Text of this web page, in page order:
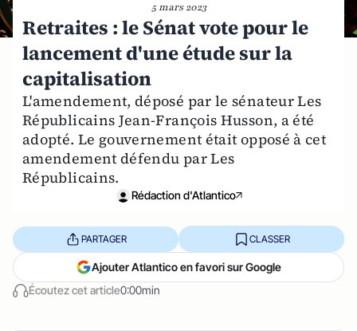
5 mars 2023
Retraites : le Sénat vote pour le
lancement d'une étude sur la
capitalisation
L'amendement, déposé par le sénateur Les
Républicains Jean-François Husson, a été
adopté. Le gouvernement était opposé à cet
amendement défendu par Les
Républicains.
Rédaction d'Atlantico
Écoutez cet article0:00min
PARTAGER CLASSER
Ajouter Atlantico en favori sur Google